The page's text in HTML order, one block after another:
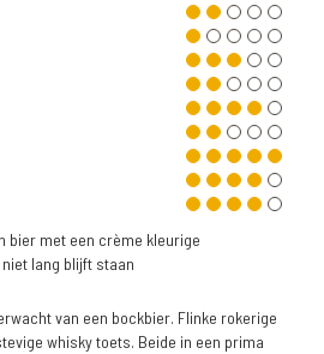
bier met een crème kleurige
lang blijft staan
van een bockbier. Flinke rokerige
whisky toets. Beide in een prima